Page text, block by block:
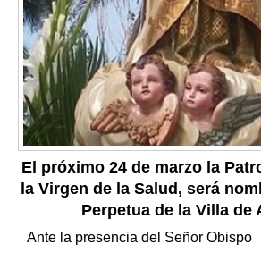
El próximo 24 de marzo la
la Virgen de la Salud, será
Perpetua de la Villa de
Ante la presencia del Señor Obispo